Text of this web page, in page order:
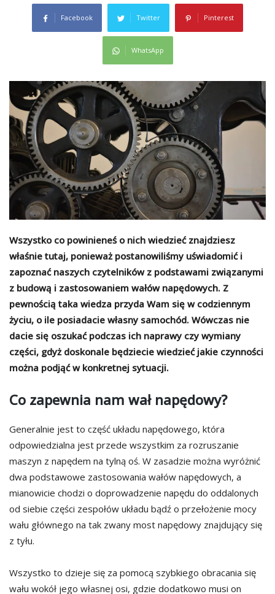
Facebook Twitter Pinterest
WhatsApp
Wszystko co powinieneś o nich wiedzieć znajdziesz
właśnie tutaj, ponieważ postanowiliśmy uświadomić i
zapoznać naszych czytelników z podstawami związanymi
z budową i zastosowaniem wałów napędowych. Z
pewnością taka wiedza przyda Wam się w codziennym
życiu, o ile posiadacie własny samochód. Wówczas nie
dacie się oszukać podczas ich naprawy czy wymiany
części, gdyż doskonale będziecie wiedzieć jakie czynności
można podjąć w konkretnej sytuacji.
Co zapewnia nam wał napędowy?
Generalnie jest to część układu napędowego, która
odpowiedzialna jest przede wszystkim za rozruszanie
maszyn z napędem na tylną oś. W zasadzie można wyróżnić
dwa podstawowe zastosowania wałów napędowych, a
mianowicie chodzi o doprowadzenie napędu do oddalonych
od siebie części zespołów układu bądź o przełożenie mocy
wału głównego na tak zwany most napędowy znajdujący się
z tyłu.
Wszystko to dzieje się za pomocą szybkiego obracania się
wału wokół jego własnej osi, gdzie dodatkowo musi on